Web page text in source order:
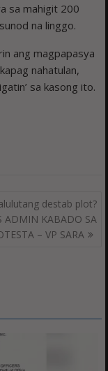
sa mahigit 200
na linggo.
ang magpapasya
nahatulan,
sa kasong ito.
destab plot?
ADMIN KABADO SA
– VP SARA